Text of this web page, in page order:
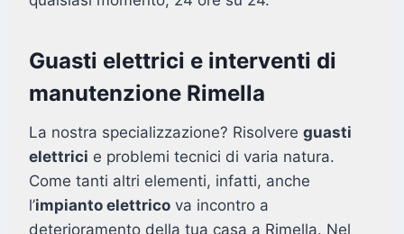
Guasti elettrici e interventi di
manutenzione Rimella
La nostra specializzazione? Risolvere guasti
elettrici e problemi tecnici di varia natura.
Come tanti altri elementi, infatti, anche
l’impianto elettrico va incontro a
deterioramento della tua casa a Rimella. Nel